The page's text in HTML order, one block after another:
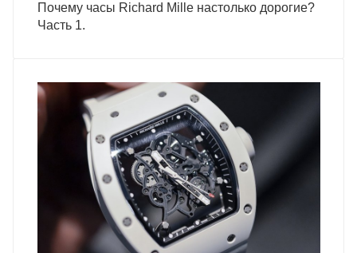
Почему часы Richard Mille настолько дорогие?
Часть 1.